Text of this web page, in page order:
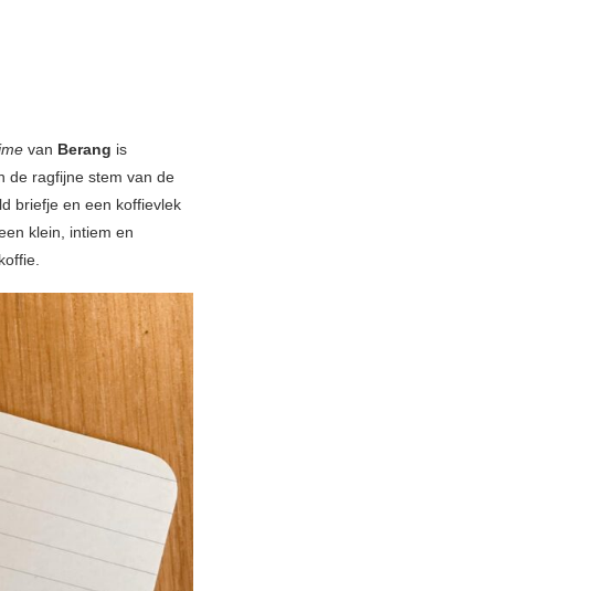
van Berang is
de ragfijne stem van de
briefje en een koffievlek
klein, intiem en